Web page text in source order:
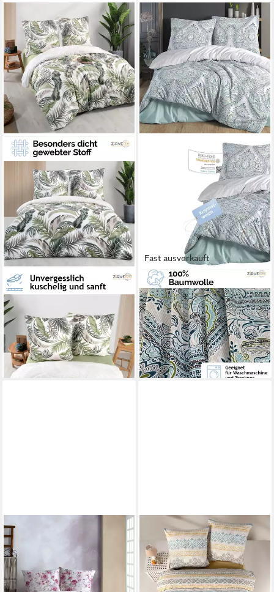
YADETEXTIL
Bettwäsche 200x200 cm,
Renforce, 3 teilig,
Bettwäsche-Set, 200x200
cm, Hena V2
ab 35,90 €
lieferbar - in 2-3 Werktagen bei dir
Fast ausverkauft
YADETEXTIL
Bettwäsche Bettwäsche
155x220 cm. 2 teilig set.,
Renforce, 2 teilig, V1
31,90 €
lieferbar - in 2-3 Werktagen bei dir